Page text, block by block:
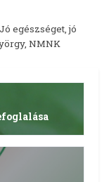
Jó egészséget, jó
NMNK